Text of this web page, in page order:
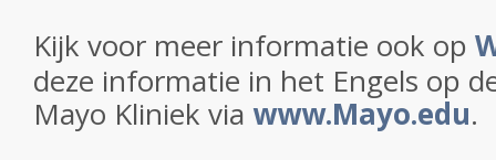
Kijk voor meer informatie ook op
deze informatie in het Engels op
Mayo Kliniek via www.Mayo.edu.